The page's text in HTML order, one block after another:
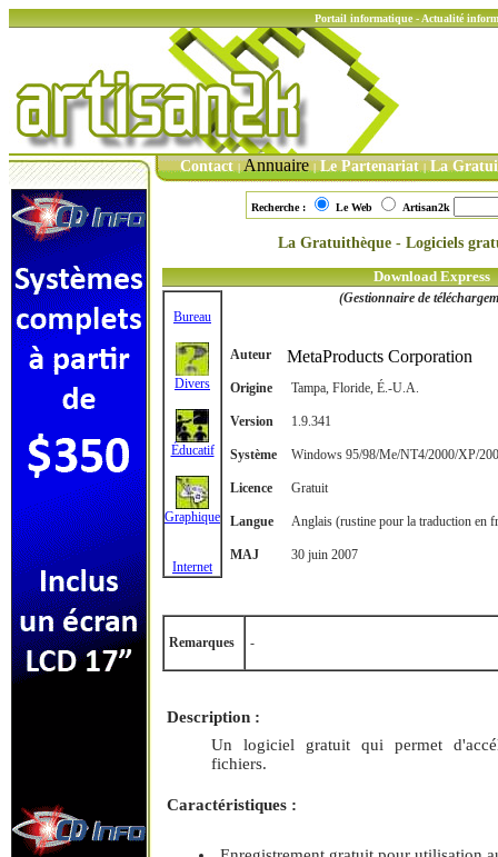
Portail informatique - Actualité
Contact |Annuaire| Le Partenariat | La
Recherche : Le Web Artisan2k
La Gratuithèque - Logiciels
Download Express
Bureau
Divers
Éducatif
Graphique
Internet
(Gestionnaire de
Auteur MetaProducts Corporation
Origine Tampa, Floride, É.-U.A.
Version 1.9.341
Système Windows 95/98/Me/NT4/2000/XP/
Licence Gratuit
Langue Anglais (rustine pour la traduction en
MAJ 30 juin 2007
Remarques -
Description :
Un logiciel gratuit qui permet
fichiers.
Caractéristiques :